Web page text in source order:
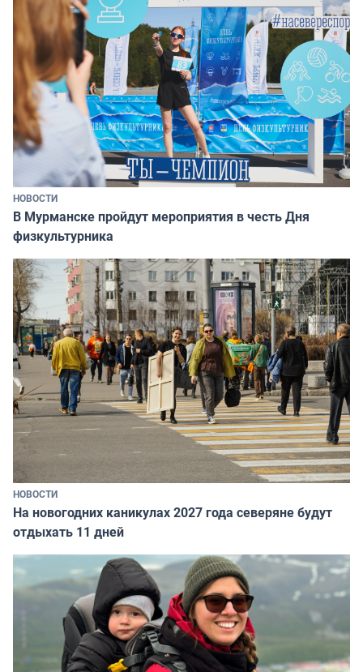
НОВОСТИ
В Мурманске пройдут мероприятия в честь Дня
физкультурника
НОВОСТИ
На новогодних каникулах 2027 года северяне будут
отдыхать 11 дней